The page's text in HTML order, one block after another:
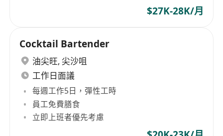
$27K-28K/月
Cocktail Bartender
油尖旺, 尖沙咀
工作日面議
每週工作5日，彈性工時
員工免費膳食
立即上班者優先考慮